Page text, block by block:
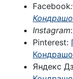
Facebook:
Instagram:
Pinterest:
Яндекс